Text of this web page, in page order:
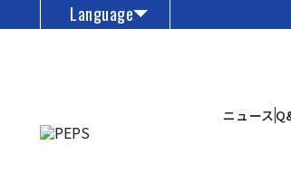
Language
ニュース